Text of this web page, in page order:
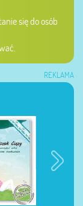
się do osób
REKLAMA